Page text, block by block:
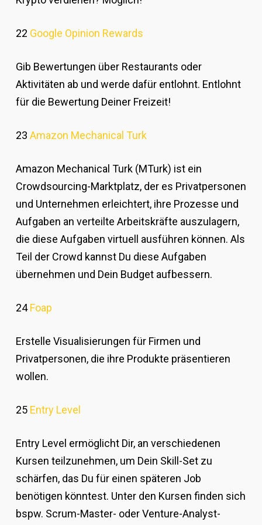
22 Google Opinion Rewards
Gib Bewertungen über Restaurants oder
Aktivitäten ab und werde dafür entlohnt. Entlohnt
für die Bewertung Deiner Freizeit!
23 Amazon Mechanical Turk
Amazon Mechanical Turk (MTurk) ist ein
Crowdsourcing-Marktplatz, der es Privatpersonen
und Unternehmen erleichtert, ihre Prozesse und
Aufgaben an verteilte Arbeitskräfte auszulagern,
die diese Aufgaben virtuell ausführen können. Als
Teil der Crowd kannst Du diese Aufgaben
übernehmen und Dein Budget aufbessern.
24Foap
Erstelle Visualisierungen für Firmen und
Privatpersonen, die ihre Produkte präsentieren
wollen.
25 Entry Level
Entry Level ermöglicht Dir, an verschiedenen
Kursen teilzunehmen, um Dein Skill-Set zu
schärfen, das Du für einen späteren Job
benötigen könntest. Unter den Kursen finden sich
bspw. Scrum-Master- oder Venture-Analyst-